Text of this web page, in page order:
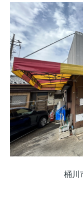
桶川